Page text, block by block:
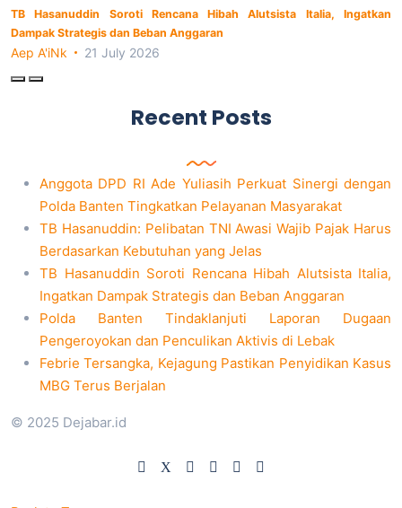
TB Hasanuddin Soroti Rencana Hibah Alutsista Italia, Ingatkan
Dampak Strategis dan Beban Anggaran
Aep A'iNk 21 July 2026
Recent Posts
Anggota DPD RI Ade Yuliasih Perkuat Sinergi dengan
Polda Banten Tingkatkan Pelayanan Masyarakat
TB Hasanuddin: Pelibatan TNI Awasi Wajib Pajak Harus
Berdasarkan Kebutuhan yang Jelas
TB Hasanuddin Soroti Rencana Hibah Alutsista Italia,
Ingatkan Dampak Strategis dan Beban Anggaran
Polda Banten Tindaklanjuti Laporan Dugaan
Pengeroyokan dan Penculikan Aktivis di Lebak
Febrie Tersangka, Kejagung Pastikan Penyidikan Kasus
MBG Terus Berjalan
© 2025 Dejabar.id